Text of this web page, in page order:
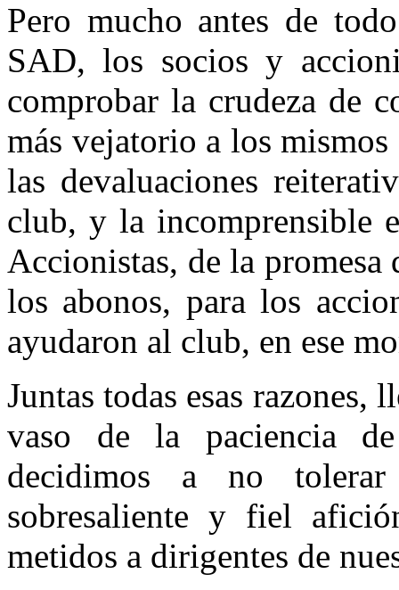
Pero mucho antes de
SAD, los socios y
comprobar la crudeza de
más vejatorio a los
las devaluaciones
club, y la incomprensible
Accionistas, de la
los abonos, para los
ayudaron al club, en ese
Juntas todas esas razones,
vaso de la paciencia
decidimos a no
sobresaliente y fiel
metidos a dirigentes de